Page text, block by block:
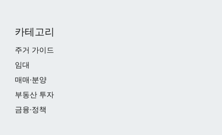
카테고리
주거 가이드
임대
매매·분양
부동산 투자
금융·정책